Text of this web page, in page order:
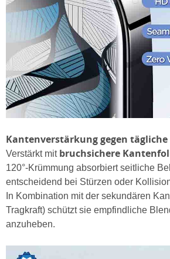
Kantenverstärkung gegen tägliche
Verstärkt mit bruchsichere
120°-Krümmung absorbiert seitliche
entscheidend bei Stürzen oder
In Kombination mit der sekundären
Tragkraft) schützt sie empfindliche
anzuheben.